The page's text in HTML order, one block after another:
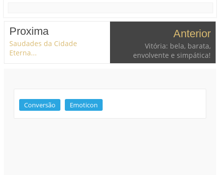
Proxima
Saudades da Cidade
Eterna...
Anterior
Vitória: bela, barata,
envolvente e simpática!
Conversão Emoticon